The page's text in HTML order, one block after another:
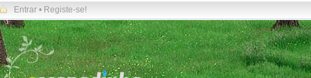
Entrar • Registe-se!